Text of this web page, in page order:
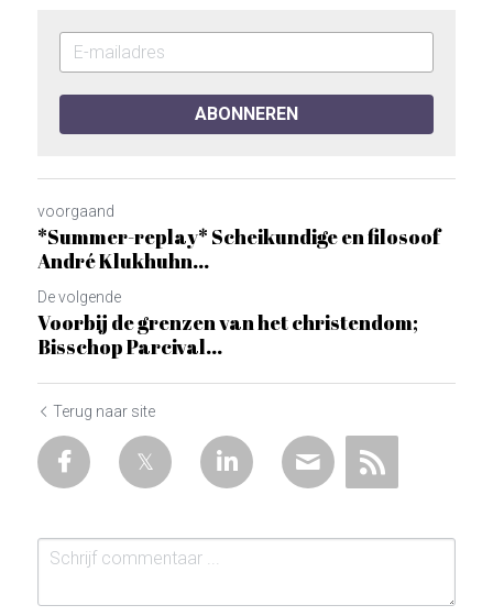
ABONNEREN
voorgaand
*Summer-replay* Scheikundige en filosoof
André Klukhuhn...
De volgende
Voorbij de grenzen van het christendom;
Bisschop Parcival...
Terug naar site